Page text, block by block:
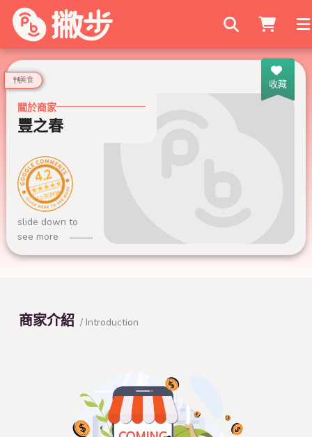
搜尋商家
收藏
美食
關於商家
豐之春
4.2
10 則評論
slide down to
see more
商家介紹 / Introduction